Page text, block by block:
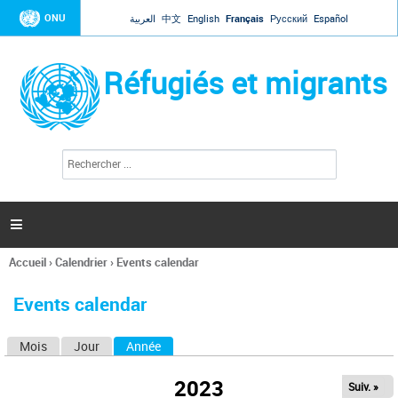
Jump to navigation
ONU العربية 中文 English Français Русский Español
Réfugiés et migrants
l
c
h
e

Vous
ici
Accueil›Calendrier› Events calendar
Events calendar
Mois Jour Année
2023 Suiv. »